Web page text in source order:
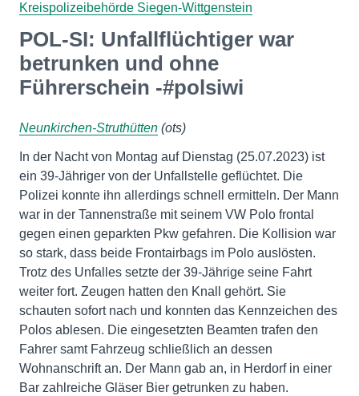
Kreispolizeibehörde Siegen-Wittgenstein
POL-SI: Unfallflüchtiger war
betrunken und ohne
Führerschein -#polsiwi
Neunkirchen-Struthütten (ots)
In der Nacht von Montag auf Dienstag (25.07.2023) ist
ein 39-Jähriger von der Unfallstelle geflüchtet. Die
Polizei konnte ihn allerdings schnell ermitteln. Der Mann
war in der Tannenstraße mit seinem VW Polo frontal
gegen einen geparkten Pkw gefahren. Die Kollision war
so stark, dass beide Frontairbags im Polo auslösten.
Trotz des Unfalles setzte der 39-Jährige seine Fahrt
weiter fort. Zeugen hatten den Knall gehört. Sie
schauten sofort nach und konnten das Kennzeichen des
Polos ablesen. Die eingesetzten Beamten trafen den
Fahrer samt Fahrzeug schließlich an dessen
Wohnanschrift an. Der Mann gab an, in Herdorf in einer
Bar zahlreiche Gläser Bier getrunken zu haben.